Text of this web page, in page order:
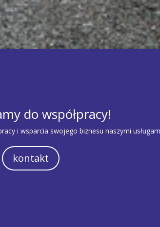
do współpracy!
i wsparcia swojego biznesu naszymi
kontakt